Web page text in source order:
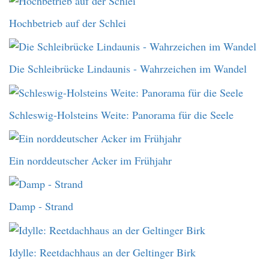
Hochbetrieb auf der Schlei
Die Schleibrücke Lindaunis - Wahrzeichen im Wandel
Schleswig-Holsteins Weite: Panorama für die Seele
Ein norddeutscher Acker im Frühjahr
Damp - Strand
Idylle: Reetdachhaus an der Geltinger Birk